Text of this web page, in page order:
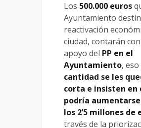
Los 500.000 euros
Ayuntamiento
reactivación
ciudad, contarán
apoyo del PP en el
Ayuntamiento, eso
cantidad se les
corta e insisten en
podría
los 2’5 millones de
través de la